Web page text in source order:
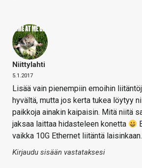
Niittylahti
5.1.2017
Lisää vain pienempiin emoihin
hyvältä, mutta jos kerta tukea löytyy
paikkoja ainakin kaipaisin. Mitä niitä
jaksaa laittaa hidasteleen konetta
vaikka 10G Ethernet liitäntä laisinkaan.
Kirjaudu sisään vastataksesi